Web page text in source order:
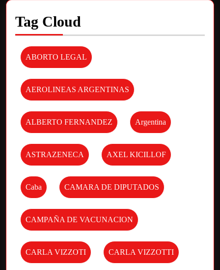
Tag Cloud
ABORTO LEGAL
AEROLINEAS ARGENTINAS
ALBERTO FERNANDEZ Argentina
ASTRAZENECA AXEL KICILLOF
Caba CAMARA DE DIPUTADOS
CAMPAÑA DE VACUNACION
CARLA VIZZOTI CARLA VIZZOTTI